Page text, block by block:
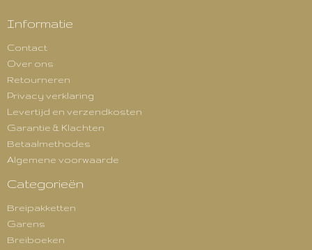
Informatie
Contact
Over ons
Retourneren
Privacy verklaring
Levertijd en verzendkosten
Garantie & Klachten
Betaalmethodes
Algemene voorwaarde
Categorieën
Breipakketten
Garens
Breiboeken